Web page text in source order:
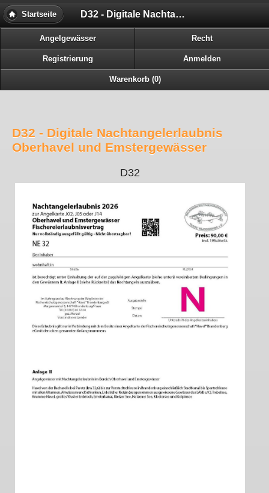
Startseite D32 - Digitale Nachtangelerlaubnis Oberhavel und Emstergewässer
Angelgewässer Recht
Registrierung Anmelden
Warenkorb (0)
D32 - Digitale Nachtangelerlaubnis
Oberhavel und Emstergewässer
D32